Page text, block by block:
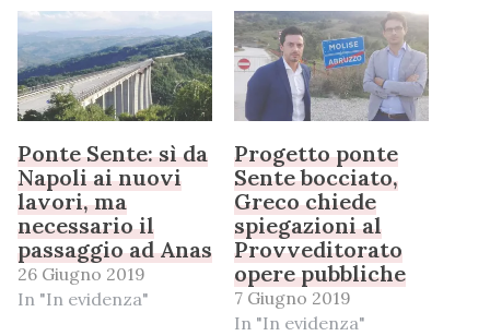
Ponte Sente: sì da
Napoli ai nuovi
lavori, ma
necessario il
passaggio ad Anas
26 Giugno 2019
In "In evidenza"
Progetto ponte
Sente bocciato,
Greco chiede
spiegazioni al
Provveditorato
opere pubbliche
7 Giugno 2019
In "In evidenza"